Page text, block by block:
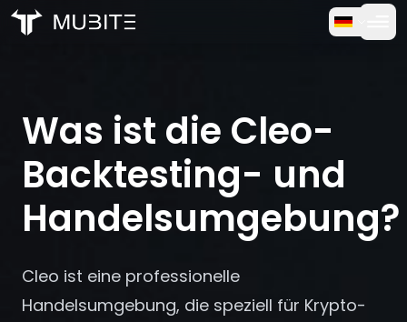
Bewertungen
Über uns
Was ist die Cleo-Backtesting- und Handelsumgebung?
Was ist die Cleo-
Backtesting- und
Handelsumgebung?
Cleo ist eine professionelle
Handelsumgebung, die speziell für Krypto-